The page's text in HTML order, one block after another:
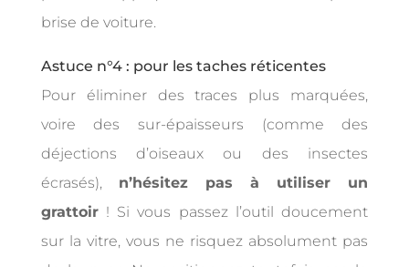
brise de voiture.
Astuce n°4 : pour les taches réticentes
Pour éliminer des traces plus marquées,
voire des sur-épaisseurs (comme des
déjections d’oiseaux ou des insectes
écrasés), n’hésitez pas à utiliser un
grattoir! Si vous passez l’outil doucement
sur la vitre, vous ne risquez absolument pas